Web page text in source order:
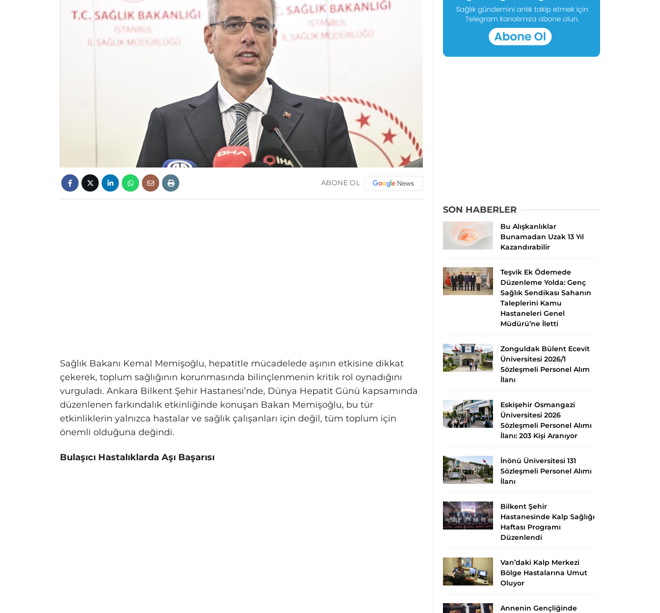
ABONE OL
Sağlık Bakanı Kemal Memişoğlu, hepatitle mücadelede aşının etkisine dikkat
çekerek, toplum sağlığının korunmasında bilinçlenmenin kritik rol oynadığını
vurguladı. Ankara Bilkent Şehir Hastanesi’nde, Dünya Hepatit Günü kapsamında
düzenlenen farkındalık etkinliğinde konuşan Bakan Memişoğlu, bu tür
etkinliklerin yalnızca hastalar ve sağlık çalışanları için değil, tüm toplum için
önemli olduğuna değindi.
Bulaşıcı Hastalıklarda Aşı Başarısı
SON HABERLER
Bu Alışkanlıklar
Bunamadan Uzak 13 Yıl
Kazandırabilir
Teşvik Ek Ödemede
Düzenleme Yolda: Genç
Sağlık Sendikası Sahanın
Taleplerini Kamu
Hastaneleri Genel
Müdürü’ne İletti
Zonguldak Bülent Ecevit
Üniversitesi 2026/1
Sözleşmeli Personel Alım
İlanı
Eskişehir Osmangazi
Üniversitesi 2026
Sözleşmeli Personel Alımı
İlanı: 203 Kişi Aranıyor
İnönü Üniversitesi 131
Sözleşmeli Personel Alımı
İlanı
Bilkent Şehir
Hastanesinde Kalp Sağlığı
Haftası Programı
Düzenlendi
Van’daki Kalp Merkezi
Bölge Hastalarına Umut
Oluyor
Annenin Gençliğinde